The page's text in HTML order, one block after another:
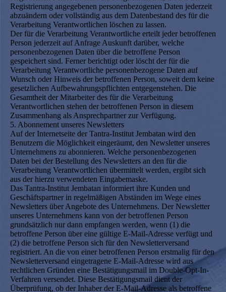
Registrierung angegebenen personenbezogenen Daten jederzeit
abzuändern oder vollständig aus dem Datenbestand des für die
Verarbeitung Verantwortlichen löschen zu lassen.
Der für die Verarbeitung Verantwortliche erteilt jeder betroffenen
Person jederzeit auf Anfrage Auskunft darüber, welche
personenbezogenen Daten über die betroffene Person
gespeichert sind. Ferner berichtigt oder löscht der für die
Verarbeitung Verantwortliche personenbezogene Daten auf
Wunsch oder Hinweis der betroffenen Person, soweit dem keine
gesetzlichen Aufbewahrungspflichten entgegenstehen. Die
Gesamtheit der Mitarbeiter des für die Verarbeitung
Verantwortlichen stehen der betroffenen Person in diesem
Zusammenhang als Ansprechpartner zur Verfügung.
5. Abonnement unseres Newsletters
Auf der Internetseite der Tantra-Institut Jembatan wird den
Benutzern die Möglichkeit eingeräumt, den Newsletter unseres
Unternehmens zu abonnieren. Welche personenbezogenen
Daten bei der Bestellung des Newsletters an den für die
Verarbeitung Verantwortlichen übermittelt werden, ergibt sich
aus der hierzu verwendeten Eingabemaske.
Das Tantra-Institut Jembatan informiert ihre Kunden und
Geschäftspartner in regelmäßigen Abständen im Wege eines
Newsletters über Angebote des Unternehmens. Der Newsletter
unseres Unternehmens kann von der betroffenen Person
grundsätzlich nur dann empfangen werden, wenn (1) die
betroffene Person über eine gültige E-Mail-Adresse verfügt und
(2) die betroffene Person sich für den Newsletterversand
registriert. An die von einer betroffenen Person erstmalig für den
Newsletterversand eingetragene E-Mail-Adresse wird aus
rechtlichen Gründen eine Bestätigungsmail im Double-Opt-In-
Verfahren versendet. Diese Bestätigungsmail dient der
Überprüfung, ob der Inhaber der E-Mail-Adresse als betroffene